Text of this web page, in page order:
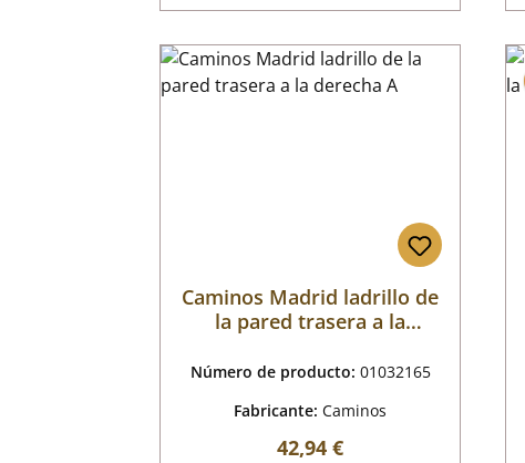
Caminos Madrid ladrillo de
la pared trasera a la
Número de producto: 01032165
Fabricante:Caminos
Precio normal:
42,94 €